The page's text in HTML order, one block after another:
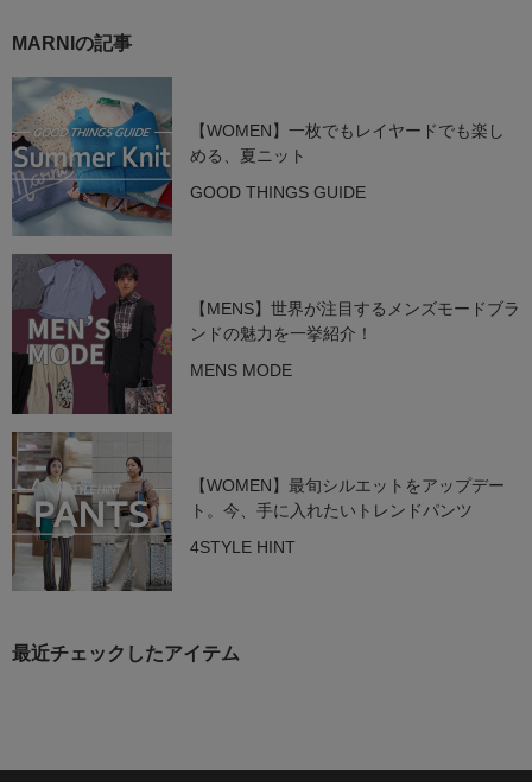
MARNIの記事
【WOMEN】一枚でもレイヤードでも楽し
める、夏ニット
GOOD THINGS GUIDE
【MENS】世界が注目するメンズモードブラ
ンドの魅力を一挙紹介！
MENS MODE
【WOMEN】最旬シルエットをアップデー
ト。今、手に入れたいトレンドパンツ
4STYLE HINT
最近チェックしたアイテム